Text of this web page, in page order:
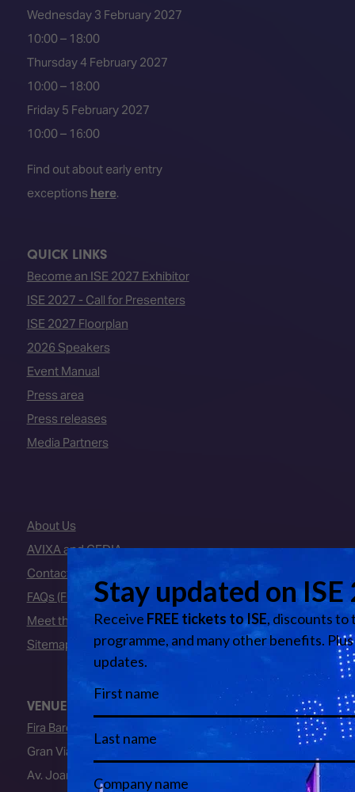
Wednesday 3 February 2027
10:00 – 18:00
Thursday 4 February 2027
10:00 – 18:00
Friday 5 February 2027
10:00 – 16:00
Find out about early entry
exceptions here.
QUICK LINKS
Become an ISE 2027 Exhibitor
ISE 2027 - Call for Presenters
ISE 2027 Floorplan
2026 Speakers
Event Manual
Press area
Press releases
Media Partners
About Us
AVIXA and CEDIA
Contact Us
FAQs (Frequently Asked Questions)
Meet the Team
Sitemap
VENUE
Fira Barcelona
Gran Via Venue
Av. Joan Carles I, 64